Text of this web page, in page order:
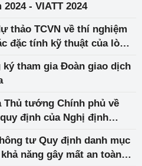
công nghệ dệt Việt Nam 2024 - VIATT 2024
thảo TCVN về thí nghiệm
đặc tính kỹ thuật của lò
tham gia Đoàn giao dịch
Thủ tướng Chính phủ về
định của Nghị định
tư Quy định danh mục
năng gây mất an toàn